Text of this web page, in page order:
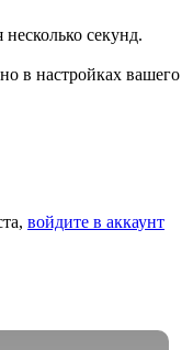
секунд.
в настройках вашего
войдите в аккаунт